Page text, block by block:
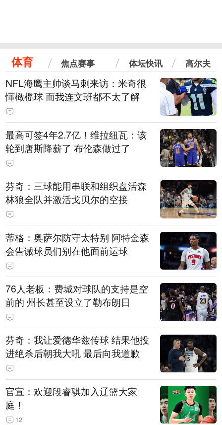
体育 焦点赛事 体坛快讯 高尔夫
NFL海鹰主帅谈马刺来访：米奇很
懂橄榄球 而我连文班都不太了解
最高可签4年2.7亿！维拉纽瓦：该
轮到唐斯降薪了 布伦森做过了
芬奇：三球能用串联和组织盘活森
林狼全队并激活戈贝尔的空接
蒂格：奥萨尔防守太特别 阿特金森
会告诫球员们别在他面前运球
76人老板：费城对球队的支持是空
前的 州长甚至设立了勒布朗日
芬奇：我让爱德华兹传球 结果他投
进绝杀后朝我大吼 最后向我道歉
官宣：欢迎段睿骐加入辽篮大家
庭！
12